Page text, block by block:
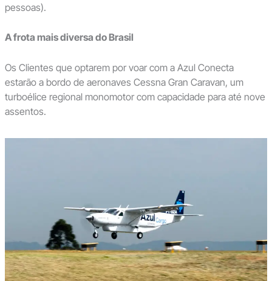
pessoas).
A frota mais diversa do Brasil
Os Clientes que optarem por voar com a Azul Conecta
estarão a bordo de aeronaves Cessna Gran Caravan, um
turboélice regional monomotor com capacidade para até nove
assentos.